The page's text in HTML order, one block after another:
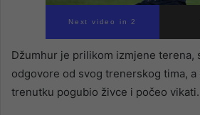
Next video in 2
Džumhur je prilikom izmjene terena,
odgovore od svog trenerskog tima, a
trenutku pogubio živce i počeo vikati.